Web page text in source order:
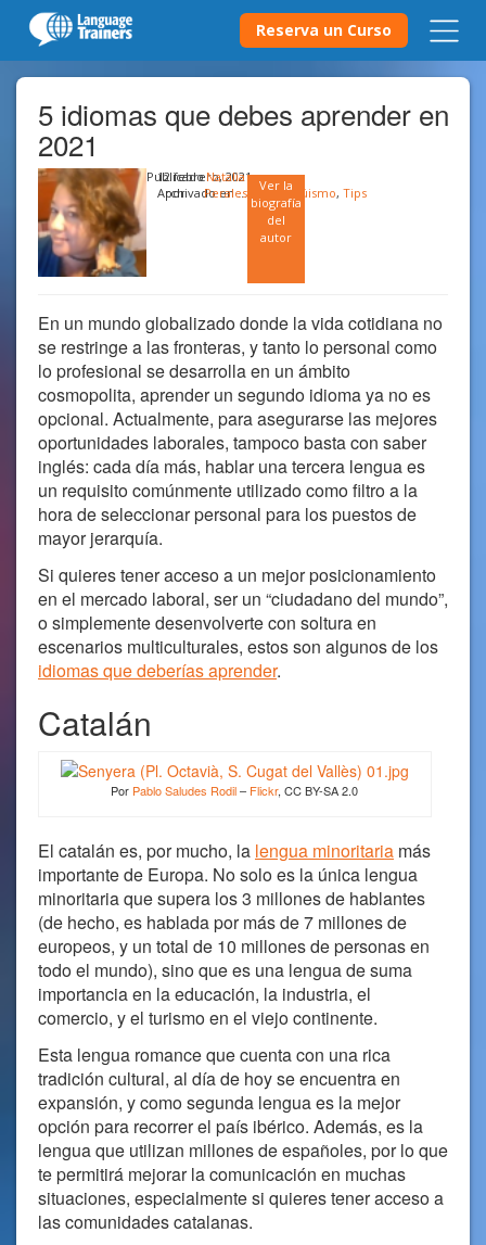
Reserva un Curso
5 idiomas que debes aprender en
2021
Publicado
por
Natalia
Perales
Ver la
biografía
del
autor
12 febrero, 2021
Archivado en …
Multilingüismo, Tips
En un mundo globalizado donde la vida cotidiana no
se restringe a las fronteras, y tanto lo personal como
lo profesional se desarrolla en un ámbito
cosmopolita, aprender un segundo idioma ya no es
opcional. Actualmente, para asegurarse las mejores
oportunidades laborales, tampoco basta con saber
inglés: cada día más, hablar una tercera lengua es
un requisito comúnmente utilizado como filtro a la
hora de seleccionar personal para los puestos de
mayor jerarquía.
Si quieres tener acceso a un mejor posicionamiento
en el mercado laboral, ser un “ciudadano del mundo”,
o simplemente desenvolverte con soltura en
escenarios multiculturales, estos son algunos de los
idiomas que deberías aprender.
Catalán
Por Pablo Saludes Rodil– Flickr, CC BY-SA 2.0
El catalán es, por mucho, la lengua minoritaria más
importante de Europa. No solo es la única lengua
minoritaria que supera los 3 millones de hablantes
(de hecho, es hablada por más de 7 millones de
europeos, y un total de 10 millones de personas en
todo el mundo), sino que es una lengua de suma
importancia en la educación, la industria, el
comercio, y el turismo en el viejo continente.
Esta lengua romance que cuenta con una rica
tradición cultural, al día de hoy se encuentra en
expansión, y como segunda lengua es la mejor
opción para recorrer el país ibérico. Además, es la
lengua que utilizan millones de españoles, por lo que
te permitirá mejorar la comunicación en muchas
situaciones, especialmente si quieres tener acceso a
las comunidades catalanas.